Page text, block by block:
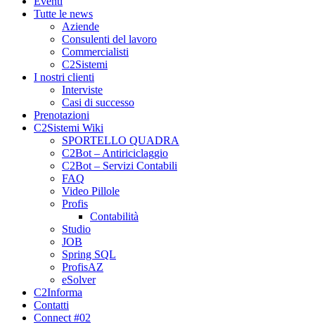
Tutte le news
Aziende
Consulenti del lavoro
Commercialisti
C2Sistemi
I nostri clienti
Interviste
Casi di successo
Prenotazioni
C2Sistemi Wiki
SPORTELLO QUADRA
C2Bot – Antiriciclaggio
C2Bot – Servizi Contabili
FAQ
Video Pillole
Profis
Contabilità
Studio
JOB
Spring SQL
ProfisAZ
eSolver
C2Informa
Contatti
Connect #02